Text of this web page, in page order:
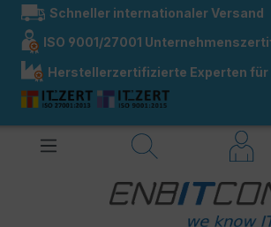
springen
Schneller internationaler Versand
ISO 9001/27001
Herstellerzertifizierte Experten für